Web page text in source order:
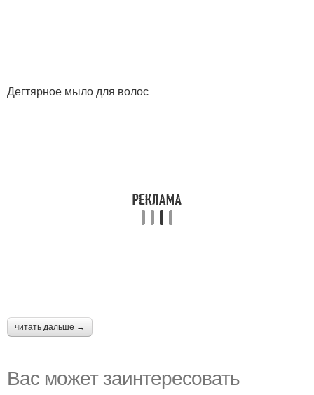
Дегтярное мыло для волос
читать дальше →
Вас может заинтересовать